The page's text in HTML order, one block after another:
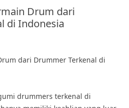
Drum dari
di Indonesia
dari Drummer Terkenal di
drummers terkenal di